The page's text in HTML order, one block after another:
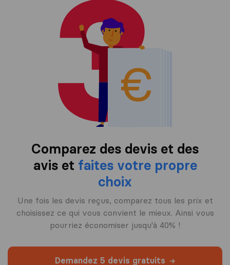
Comparez des devis et des
avis et faites votre propre
choix
Une fois les devis reçus, comparez tous les prix et
choisissez ce qui vous convient le mieux. Ainsi vous
pourriez économiser jusqu'à 40% !
Demandez 5 devis gratuits